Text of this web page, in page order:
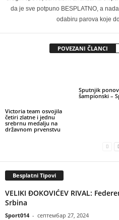
da je sve potpuno BESPLATNO, a
odabiru parova koje
POVEZANI ČLANCI
Victoria team osvojila
četiri zlatne i jednu
srebrnu medalju na
državnom prvenstvu
Sputnjik
šampionski –
Besplatni Tipovi
VELIKI ĐOKOVIĆEV RIVAL:
Srbina
Sport014 - септембар 27, 2024